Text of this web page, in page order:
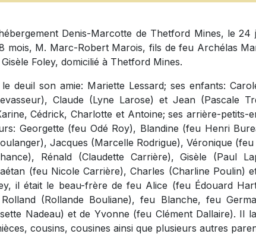
Denis-Marcotte de Thetford Mines, le 24
mois, M. Marc-Robert Marois, fils de feu Archélas
Foley, domicilié à Thetford Mines.
deuil son amie: Mariette Lessard; ses enfants:
Claude (Lyne Larose) et Jean (Pascale
Cédrick, Charlotte et Antoine; ses arrière-petits-
Georgette (feu Odé Roy), Blandine (feu Henri
Jacques (Marcelle Rodrigue), Véronique
Rénald (Claudette Carrière), Gisèle (Paul
(feu Nicole Carrière), Charles (Charline Poulin)
il était le beau-frère de feu Alice (feu Édouard
(Rollande Bouliane), feu Blanche, feu
Nadeau) et de Yvonne (feu Clément Dallaire). Il
cousins, cousines ainsi que plusieurs autres